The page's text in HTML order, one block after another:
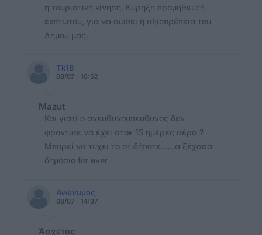
η τουριστική κίνηση. Κυρηξη προμηθευτή
έκπτωτου, για να σωθει η αξιοπρέπεια του
Δήμου μας.
Tk18
08/07 - 16:52
Mazut
Και γιατί ο ανευθυνουπευθυνος δεν
φρόντισε να έχει στοκ 15 ημέρες αέρα ?
Μπορεί να τύχει το οτιδήποτε......α ξέχασα
δημόσιο for ever
Ανώνυμος
08/07 - 14:37
Άσχετος